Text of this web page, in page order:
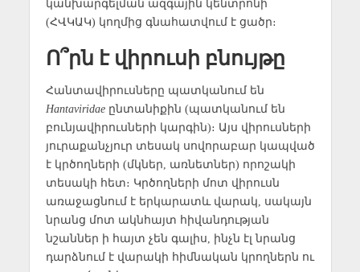
կանխարգելման ազգային կենտրոնի
(ՀՎԿԱԿ) կողմից գնահատվում է ցածր։
Ո՞րն է վիրուսի բնույթը
Հանտավիրուսները պատկանում են
Hantaviridaeընտանիքին (պատկանում են
բունյավիրուսների կարգին)։ Այս վիրուսների
յուրաքանչյուր տեսակ սովորաբար կապված
է կրծողների (մկներ, առնետներ) որոշակի
տեսակի հետ։ Կրծողների մոտ վիրուսն
առաջացնում է երկարատև վարակ, սակայն
նրանց մոտ ակնհայտ հիվանդության
նշաններ ի հայտ չեն գալիս, ինչն էլ նրանց
դարձնում է վարակի հիմնական կրողներն ու